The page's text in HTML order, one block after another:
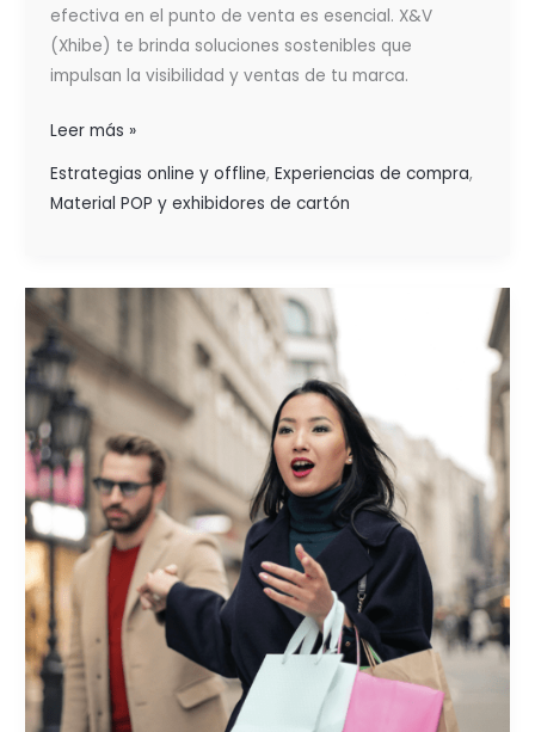
efectiva en el punto de venta es esencial. X&V
(Xhibe) te brinda soluciones sostenibles que
impulsan la visibilidad y ventas de tu marca.
Leer más »
Estrategias online y offline, Experiencias de compra,
Material POP y exhibidores de cartón
CÓMO
CREAR
UNA
PROPUESTA
DE
VALOR
CON
PROPÓSITO
Y
AUMENTAR
TUS
VENTAS